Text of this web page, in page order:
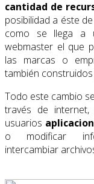
cantidad de
posibilidad a éste
como se llega a
webmaster el que
las marcas o
también
Todo este cambio
través de
usuarios
o modificar
intercambiar